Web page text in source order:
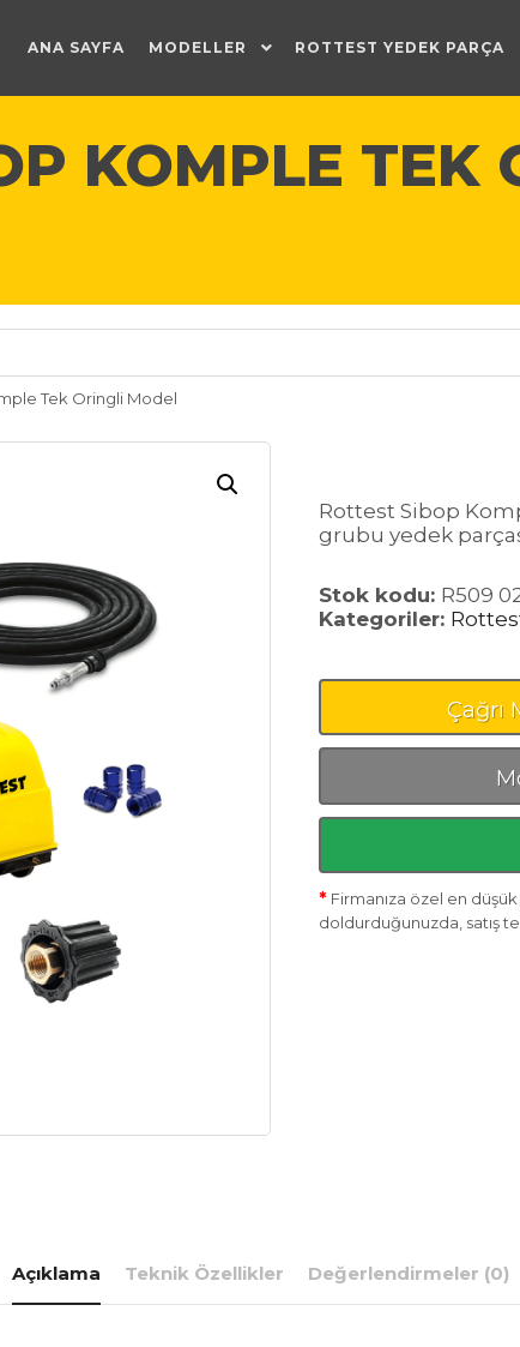
ANA SAYFA MODELLER ROTTEST YEDEK PARÇA
KOMPLE TEK
Tek Oringli Model
Rottest Sibop
grubu yedek
Stok kodu: R509
Kategoriler:
Çağrı
* Firmanıza özel en
doldurduğunuzda, satış
Açıklama Teknik Özellikler Değerlendirmeler (0)